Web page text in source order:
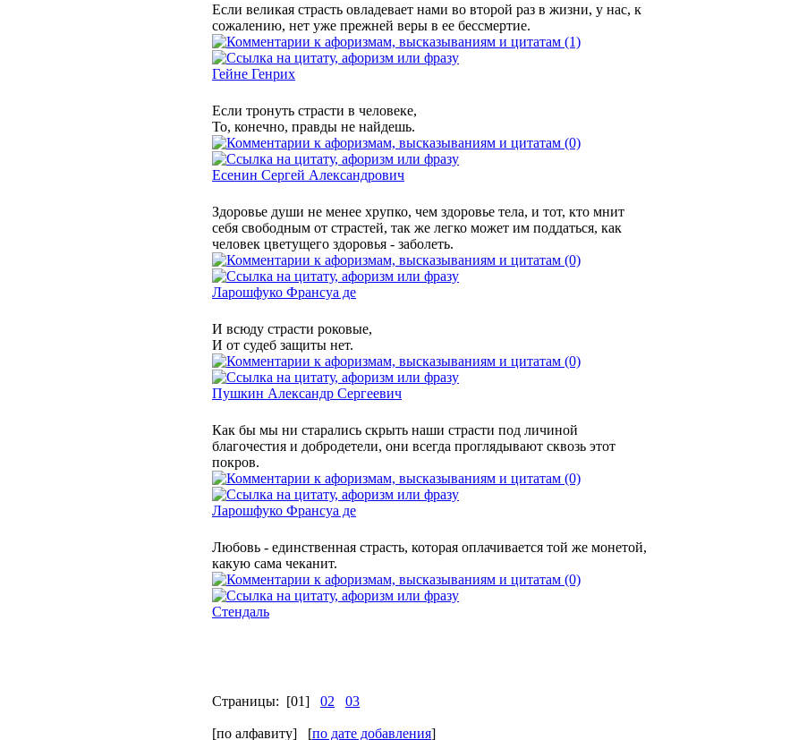
Если великая страсть овладевает нами во второй раз в жизни, у нас, к
сожалению, нет уже прежней веры в ее бессмертие.
(1)
Гейне Генрих
Если тронуть страсти в человеке,
То, конечно, правды не найдешь.
(0)
Есенин Сергей Александрович
Здоровье души не менее хрупко, чем здоровье тела, и тот, кто мнит
себя свободным от страстей, так же легко может им поддаться, как
человек цветущего здоровья - заболеть.
(0)
Ларошфуко Франсуа де
И всюду страсти роковые,
И от судеб защиты нет.
(0)
Пушкин Александр Сергеевич
Как бы мы ни старались скрыть наши страсти под личиной
благочестия и добродетели, они всегда проглядывают сквозь этот
покров.
(0)
Ларошфуко Франсуа де
Любовь - единственная страсть, которая оплачивается той же монетой,
какую сама чеканит.
(0)
Стендаль
Страницы: [01] 02 03
[по алфавиту] [по дате добавления]